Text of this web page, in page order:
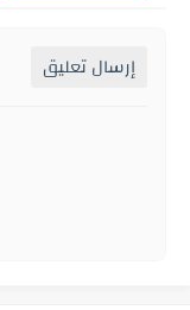
إرسال تعليق